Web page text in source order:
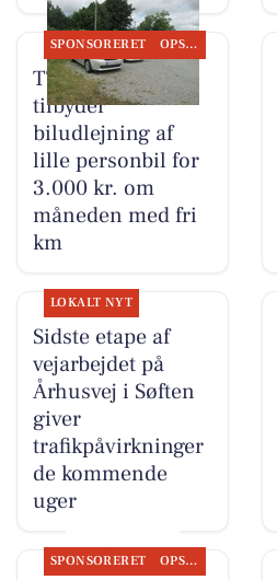
SPONSORERET OPSLAGSTAVLEN
TT CARS ApS
tilbyder
biludlejning af
lille personbil for
3.000 kr. om
måneden med fri
km
LOKALT NYT
Sidste etape af
vejarbejdet på
Århusvej i Søften
giver
trafikpåvirkninger
de kommende
uger
SPONSORERET OPSLAGSTAVLEN